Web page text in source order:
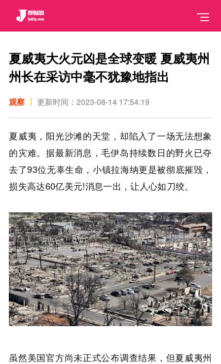
夏威夷大火元凶是全球变暖 夏威夷州
州长在采访中毫不犹豫地指出
观察 更新时间：2023-08-14 17:54:19
夏威夷，阳光沙滩的天堂，却陷入了一场无法想象
的灾难。据最新消息，毛伊岛持续数日的野火已夺
去了93位无辜生命，小镇拉海纳更是被彻底摧毁，
损失高达60亿美元!消息一出，让人心如刀绞。
虽然美国官方尚未正式公布调查结果，但夏威夷州